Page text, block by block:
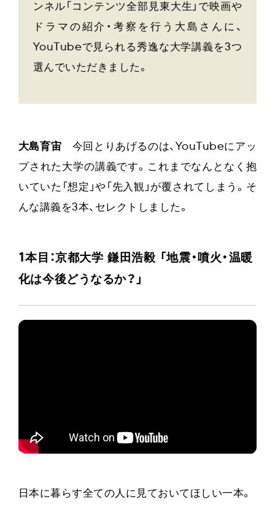
ンネル「コンテンツ全部見東大生」で映画や
ドラマの紹介・考察を行う大島さんに、
YouTubeで見られる秀逸な大学講義を3つ
選んでいただきました。
大島育宙 今回とりあげるのは、YouTubeにアッ
プされた大学の講義です。これまでなんとなく抱
いていた「想定」や「先入観」が覆されてしまう。そ
んな講義を3本、セレクトしました。
1本目：京都大学 鎌田浩毅 「地震・噴火・温暖
化は今後どうなるか？」
日本に暮らす全ての人に見ておいてほしい一本。